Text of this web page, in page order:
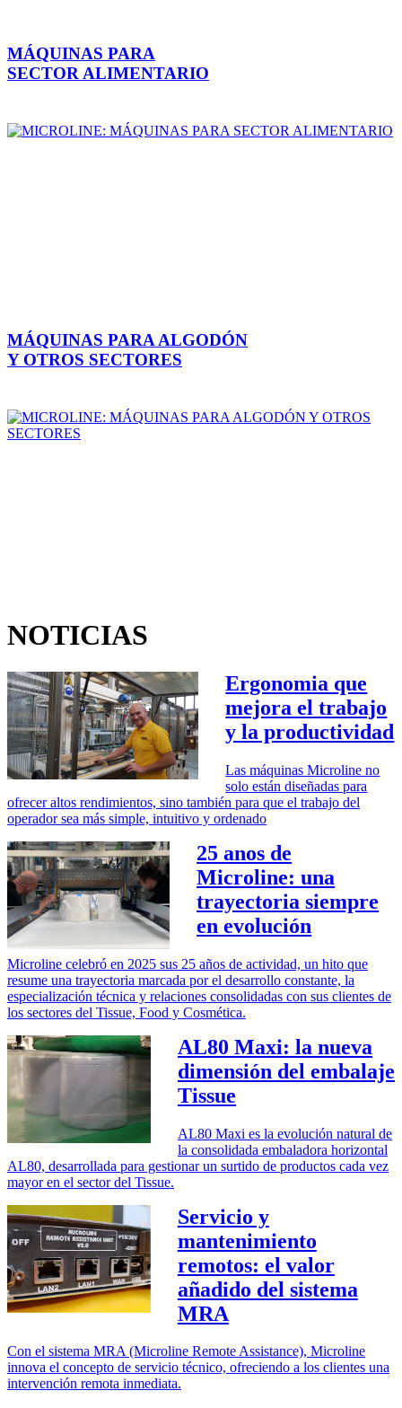
MÁQUINAS PARA
SECTOR ALIMENTARIO
MÁQUINAS PARA ALGODÓN
Y OTROS SECTORES
NOTICIAS
Ergonomia que
mejora el trabajo
y la productividad
Las máquinas Microline no
solo están diseñadas para
ofrecer altos rendimientos, sino también para que el trabajo del
operador sea más simple, intuitivo y ordenado
25 anos de
Microline: una
trayectoria siempre
en evolución
Microline celebró en 2025 sus 25 años de actividad, un hito que
resume una trayectoria marcada por el desarrollo constante, la
especialización técnica y relaciones consolidadas con sus clientes de
los sectores del Tissue, Food y Cosmética.
AL80 Maxi: la nueva
dimensión del embalaje
Tissue
AL80 Maxi es la evolución natural de
la consolidada embaladora horizontal
AL80, desarrollada para gestionar un surtido de productos cada vez
mayor en el sector del Tissue.
Servicio y
mantenimiento
remotos: el valor
añadido del sistema
MRA
Con el sistema MRA (Microline Remote Assistance), Microline
innova el concepto de servicio técnico, ofreciendo a los clientes una
intervención remota inmediata.